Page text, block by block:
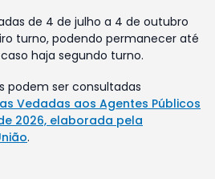
de 4 de julho a 4 de outubro
turno, podendo permanecer até
haja segundo turno.
podem ser consultadas
Vedadas aos Agentes Públicos
2026, elaborada pela
.